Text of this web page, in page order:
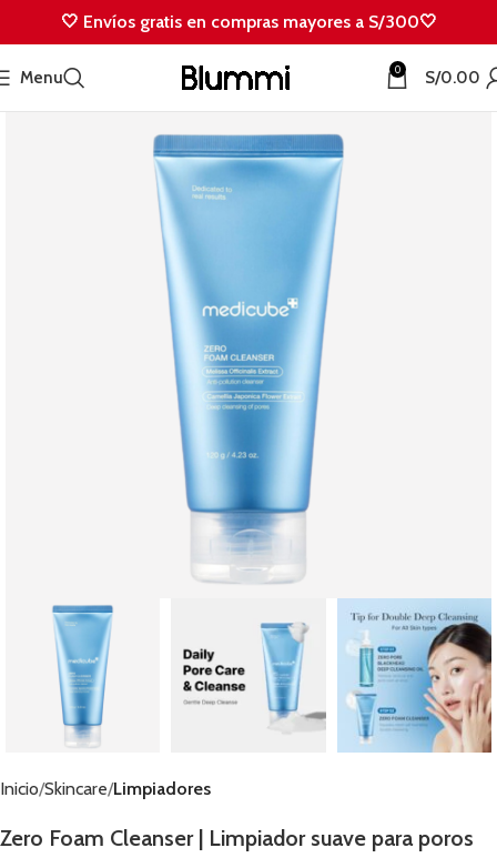
🤍 Envíos gratis en compras mayores a S/300🤍
Menu 0 S/0.00
Inicio Skincare Limpiadores
Zero Foam Cleanser | Limpiador suave para poros